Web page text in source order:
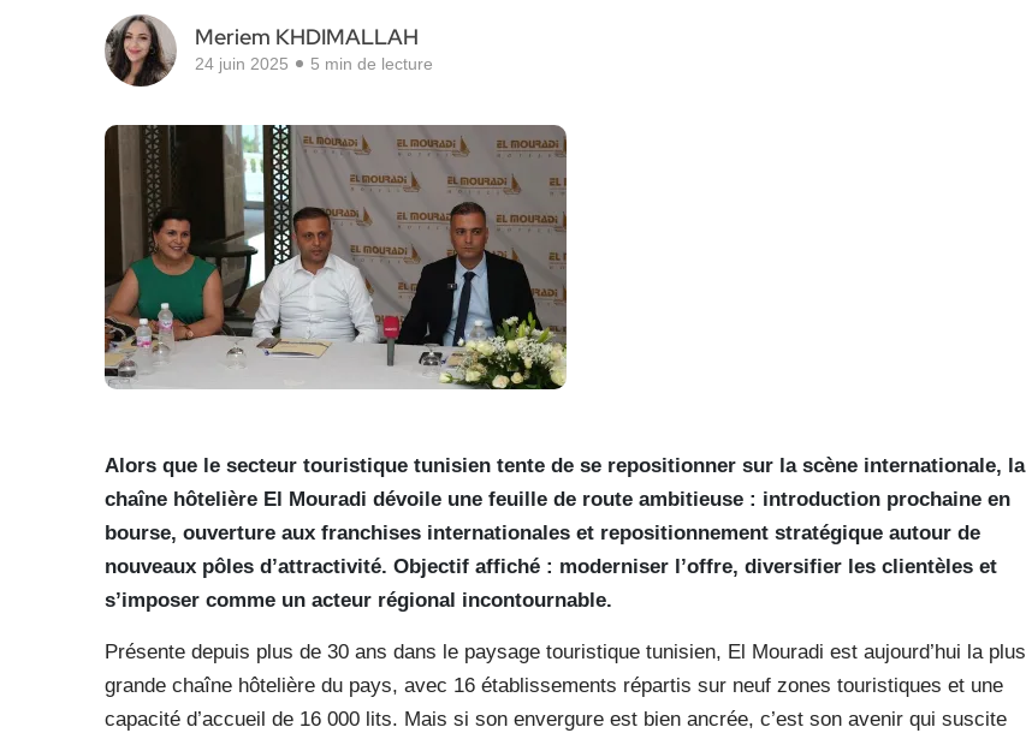
Meriem KHDIMALLAH
24 juin 2025 5 min de lecture
Alors que le secteur touristique tunisien tente de se repositionner sur la scène internationale, la
chaîne hôtelière El Mouradi dévoile une feuille de route ambitieuse : introduction prochaine en
bourse, ouverture aux franchises internationales et repositionnement stratégique autour de
nouveaux pôles d’attractivité. Objectif affiché : moderniser l’offre, diversifier les clientèles et
s’imposer comme un acteur régional incontournable.
Présente depuis plus de 30 ans dans le paysage touristique tunisien, El Mouradi est aujourd’hui la plus
grande chaîne hôtelière du pays, avec 16 établissements répartis sur neuf zones touristiques et une
capacité d’accueil de 16 000 lits. Mais si son envergure est bien ancrée, c’est son avenir qui suscite